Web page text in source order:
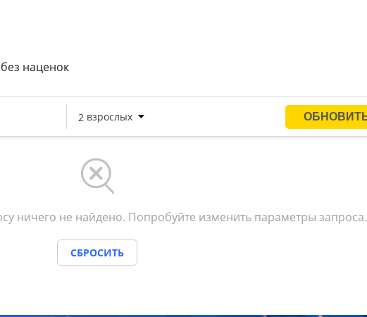
наценок
ничего не найдено. Попробуйте изменить параметры запроса.
СБРОСИТЬ